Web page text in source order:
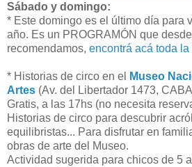
Sábado y domingo:
* Este domingo es el último día para
año. Es un PROGRAMÓN que
recomendamos, encontrá acá toda la
* Historias de circo en el
Museo
Artes (Av. del Libertador 1473,
Gratis, a las 17hs (no necesita
Historias de circo para descubrir
equilibristas... Para disfrutar en
obras de arte del Museo.
Actividad sugerida para chicos de 5